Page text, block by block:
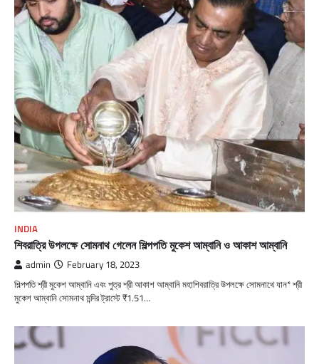
INDIA
শিবরাত্রি উপলক্ষে সোমনাথ গেলেন শিল্পপতি মুকেশ আম্বানি ও আকাশ আম্বানি
admin February 18, 2023
শিল্পপতি শ্রী মুকেশ আম্বানি এবং পুত্র শ্রী আকাশ আম্বানি মহাশিবরাত্রি উপলক্ষে সোমনাথে যান* শ্রী
মুকেশ আম্বানি সোমনাথ মন্দির ট্রাস্টে ₹1.51…